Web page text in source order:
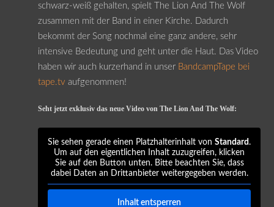
schwarz-weiß gehalten, spielt The Lion And The Wolf
zusammen mit der Band in einer Kirche. Dadurch
bekommt der Song nochmal eine ganz andere, sehr
intensive Bedeutung und geht unter die Haut. Das Video
haben wir auch kurzerhand in unser BandcampTape bei
tape.tv aufgenommen!
Seht jetzt exklusiv das neue Video von The Lion And The Wolf:
Sie sehen gerade einen Platzhalterinhalt von Standard.
Um auf den eigentlichen Inhalt zuzugreifen, klicken
Sie auf den Button unten. Bitte beachten Sie, dass
dabei Daten an Drittanbieter weitergegeben werden.
Inhalt entsperren